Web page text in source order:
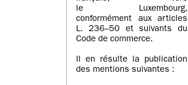
le Luxembourg,
conformément aux articles
L. 236–50 et suivants du
Code de commerce.
Il en résulte la publication
des mentions suivantes :